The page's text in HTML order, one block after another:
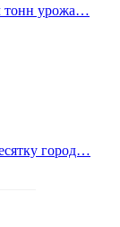
тонн урожа…
город…